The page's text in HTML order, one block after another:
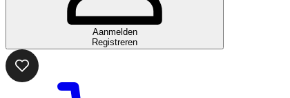
Aanmelden
Registreren